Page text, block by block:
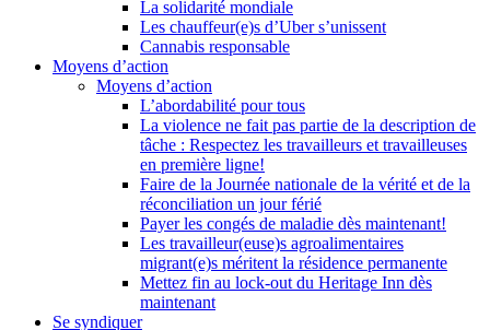
La solidarité mondiale
Les chauffeur(e)s d’Uber s’unissent
Cannabis responsable
Moyens d’action
Moyens d’action
L’abordabilité pour tous
La violence ne fait pas partie de la description de
tâche : Respectez les travailleurs et travailleuses
en première ligne!
Faire de la Journée nationale de la vérité et de la
réconciliation un jour férié
Payer les congés de maladie dès maintenant!
Les travailleur(euse)s agroalimentaires
migrant(e)s méritent la résidence permanente
Mettez fin au lock-out du Heritage Inn dès
maintenant
Se syndiquer